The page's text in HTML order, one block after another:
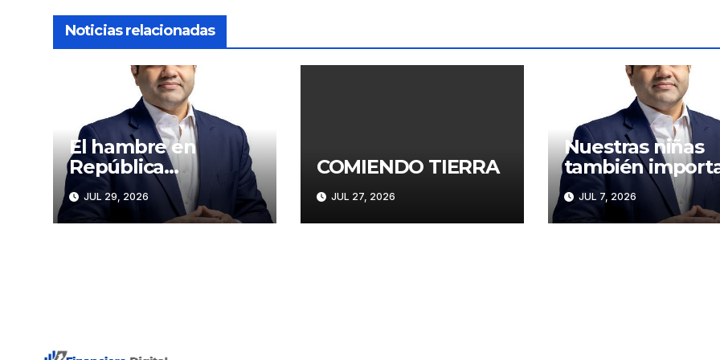
Noticias relacionadas
El hambre en
República
Dominicana
JUL 29, 2026
COMIENDO TIERRA
JUL 27, 2026
Nuestras niñas
también
JUL 7, 2026